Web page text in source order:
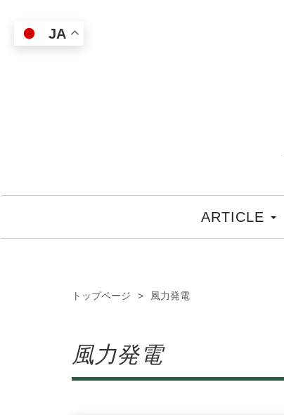
ARTICLE
トップページ 風力発電
風力発電
JA